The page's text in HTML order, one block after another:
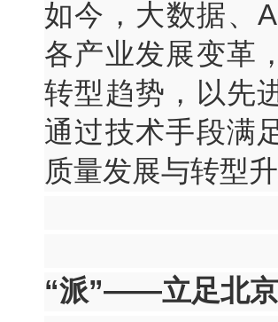
如今，大数据、
各产业发展变革
转型趋势，以先
通过技术手段满
质量发展与转型升
“派”——立足北京